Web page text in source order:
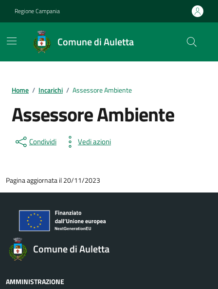
Regione Campania
Comune di Auletta
Home / Incarichi / Assessore Ambiente
Assessore Ambiente
Condividi Vedi azioni
Pagina aggiornata il 20/11/2023
Comune di Auletta
AMMINISTRAZIONE